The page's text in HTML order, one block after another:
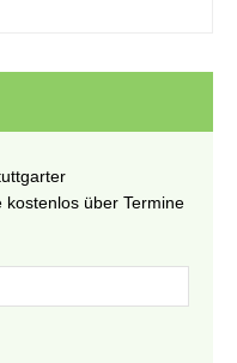
über Termine